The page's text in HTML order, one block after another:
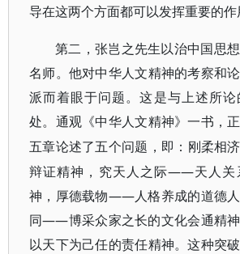
导在这两个方面都可以发挥重要的作
第二，张岂之先生以治中国思
名师。他对中华人文精神的考察和
派而着眼于问题。这是与上述所论
处。通观《中华人文精神》一书，
五章论述了五个问题，即：刚柔相济
辩证精神，究天人之际——天人关
神，厚德载物——人格养成的道德
同——博采众家之长的文化会通精
以天下为己任的责任精神。这种突